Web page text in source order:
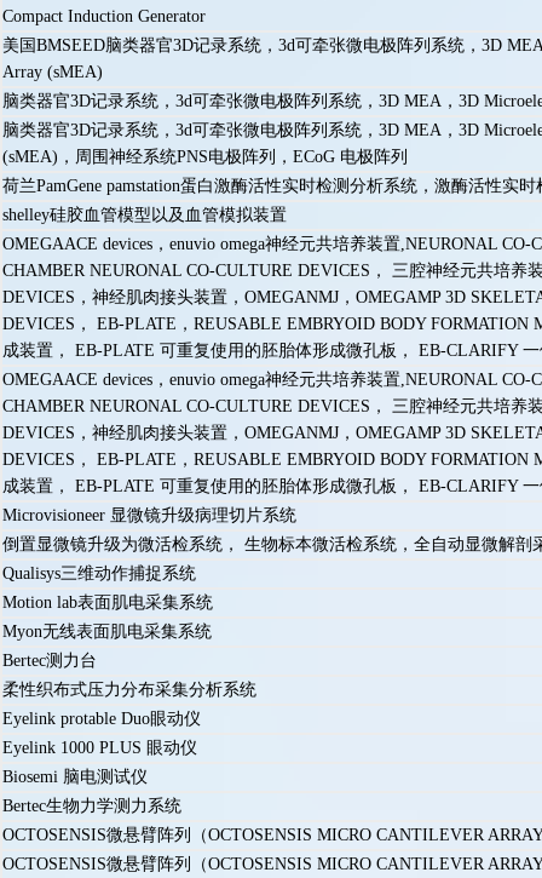
Compact Induction Generator
美国BMSEED脑类器官3D记录系统，3d可牵张微电极阵列系统，3D
Array (sMEA)
脑类器官3D记录系统，3d可牵张微电极阵列系统，3D MEA，3D
脑类器官3D记录系统，3d可牵张微电极阵列系统，3D MEA，3D
(sMEA)，周围神经系统PNS电极阵列，ECoG 电极阵列
荷兰PamGene pamstation蛋白激酶活性实时检测分析系统，激酶活性实
shelley硅胶血管模型以及血管模拟装置
OMEGAACE devices，enuvio omega神经元共培养装置,NEURONAL
CHAMBER NEURONAL CO-CULTURE DEVICES， 三腔神经元共培
DEVICES，神经肌肉接头装置，OMEGANMJ，OMEGAMP 3D
DEVICES， EB-PLATE，REUSABLE EMBRYOID BODY
成装置， EB-PLATE 可重复使用的胚胎体形成微孔板， EB-CLARIFY
OMEGAACE devices，enuvio omega神经元共培养装置,NEURONAL
CHAMBER NEURONAL CO-CULTURE DEVICES， 三腔神经元共培
DEVICES，神经肌肉接头装置，OMEGANMJ，OMEGAMP 3D
DEVICES， EB-PLATE，REUSABLE EMBRYOID BODY
成装置， EB-PLATE 可重复使用的胚胎体形成微孔板， EB-CLARIFY
Microvisioneer 显微镜升级病理切片系统
倒置显微镜升级为微活检系统， 生物标本微活检系统，全自动显微解剖
Qualisys三维动作捕捉系统
Motion lab表面肌电采集系统
Myon无线表面肌电采集系统
Bertec测力台
柔性织布式压力分布采集分析系统
Eyelink protable Duo眼动仪
Eyelink 1000 PLUS 眼动仪
Biosemi 脑电测试仪
Bertec生物力学测力系统
OCTOSENSIS微悬臂阵列（OCTOSENSIS MICRO CANTILEVER
OCTOSENSIS微悬臂阵列（OCTOSENSIS MICRO CANTILEVER